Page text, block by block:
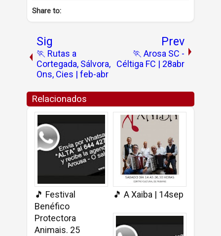
Share to:
Sig
🏃 Rutas a
Cortegada, Sálvora,
Ons, Cies | feb-abr
Prev
🏃 Arosa SC -
Céltiga FC | 28abr
Relacionados
🎵 Festival
Benéfico
Protectora
Animais. 25
🎵 A Xaiba | 14sep